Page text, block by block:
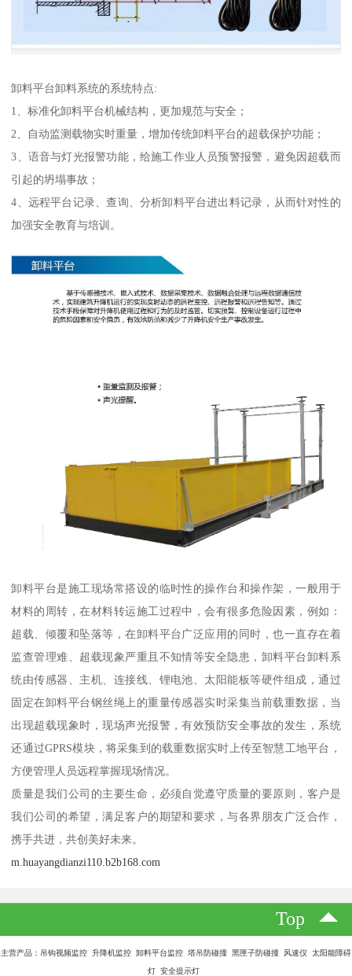
卸料平台卸料系统的系统特点:
1、标准化卸料平台机械结构，更加规范与安全；
2、自动监测载物实时重量，增加传统卸料平台的超载保护功能；
3、语音与灯光报警功能，给施工作业人员预警报警，避免因超载而
引起的坍塌事故；
4、远程平台记录、查询、分析卸料平台进出料记录，从而针对性的
加强安全教育与培训。
卸料平台是施工现场常搭设的临时性的操作台和操作架，一般用于
材料的周转，在材料转运施工过程中，会有很多危险因素，例如：
超载、倾覆和坠落等，在卸料平台广泛应用的同时，也一直存在着
监查管理难、超载现象严重且不知情等安全隐患，卸料平台卸料系
统由传感器、主机、连接线、锂电池、太阳能板等硬件组成，通过
固定在卸料平台钢丝绳上的重量传感器实时采集当前载重数据，当
出现超载现象时，现场声光报警，有效预防安全事故的发生，系统
还通过GPRS模块，将采集到的载重数据实时上传至智慧工地平台，
方便管理人员远程掌握现场情况。
质量是我们公司的主要生命，必须自觉遵守质量的要原则，客户是
我们公司的希望，满足客户的期望和要求，与各界朋友广泛合作，
携手共进，共创美好未来。
m.huayangdianzi110.b2b168.com
Top
主营产品：吊钩视频监控 升降机监控 卸料平台监控 塔吊防碰撞 黑匣子防碰撞 风速仪 太阳能障碍
灯 安全提示灯